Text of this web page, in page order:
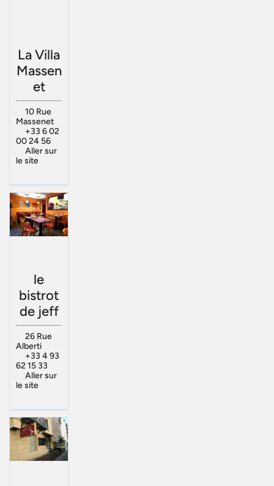
La Villa
Massen
et
10 Rue
Massenet
+33 6 02
00 24 56
Aller sur
le site
le
bistrot
de jeff
26 Rue
Alberti
+33 4 93
62 15 33
Aller sur
le site